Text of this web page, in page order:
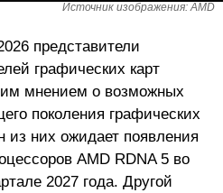
Источник изображения: AMD
представители
графических карт
мнением о возможных
поколения графических
из них ожидает появления
AMD RDNA 5 во
2027 года. Другой